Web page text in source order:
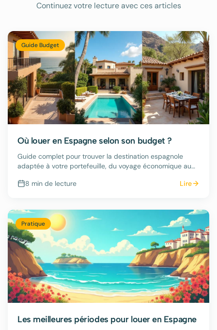
Continuez votre lecture avec ces articles
Guide Budget
Où louer en Espagne selon son budget ?
Guide complet pour trouver la destination espagnole
adaptée à votre portefeuille, du voyage économique au
8 min de lecture Lire
Pratique
Les meilleures périodes pour louer en Espagne